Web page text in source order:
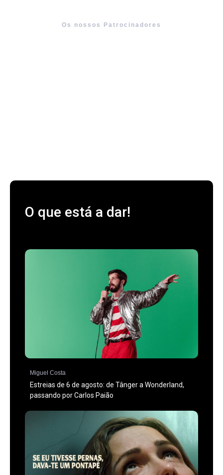
Os nossos Patrocinadores
O que está a dar!
Miguel Costa
Estreias de 6 de agosto: de Tânger a Wonderland,
passando por Carlos Paião